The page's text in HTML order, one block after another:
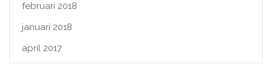
februari 2018
januari 2018
april 2017